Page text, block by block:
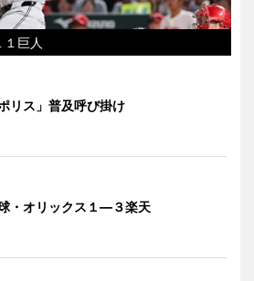
巨人
リス」普及呼び掛け
・オリックス１―３楽天